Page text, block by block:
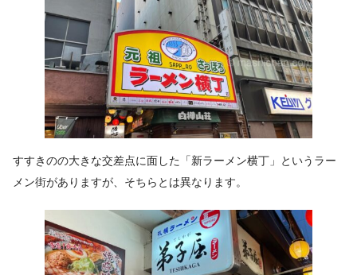
すすきのの大きな交差点に面した「新ラーメン横丁」というラー
メン街がありますが、そちらとは異なります。